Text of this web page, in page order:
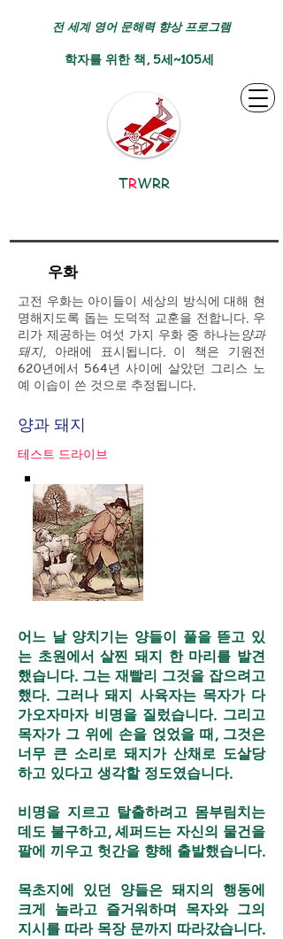
전 세계 영어 문해력 향상 프로그램
학자를 위한 책, 5세~105세
TRWRR
우화
고전 우화는 아이들이 세상의 방식에 대해 현
명해지도록 돕는 도덕적 교훈을 전합니다. 우
리가 제공하는 여섯 가지 우화 중 하나는 양과
돼지, 아래에 표시됩니다. 이 책은 기원전
620년에서 564년 사이에 살았던 그리스 노
예 이솝이 쓴 것으로 추정됩니다.
양과 돼지
테스트 드라이브
어느 날 양치기는 양들이 풀을 뜯고 있
는 초원에서 살찐 돼지 한 마리를 발견
했습니다. 그는 재빨리 그것을 잡으려고
했다. 그러나 돼지 사육자는 목자가 다
가오자마자 비명을 질렀습니다. 그리고
목자가 그 위에 손을 얹었을 때, 그것은
너무 큰 소리로 돼지가 산채로 도살당
하고 있다고 생각할 정도였습니다.
비명을 지르고 탈출하려고 몸부림치는
데도 불구하고, 셰퍼드는 자신의 물건을
팔에 끼우고 헛간을 향해 출발했습니다.
목초지에 있던 양들은 돼지의 행동에
크게 놀라고 즐거워하며 목자와 그의
지시를 따라 목장 문까지 따라갔습니다.